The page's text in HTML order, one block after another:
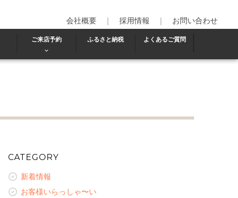
会社概要 ｜ 採用情報 ｜ お問い合わせ
ご来店予約 ふるさと納税 よくあるご質問
CATEGORY
新着情報
お客様いらっしゃ〜い